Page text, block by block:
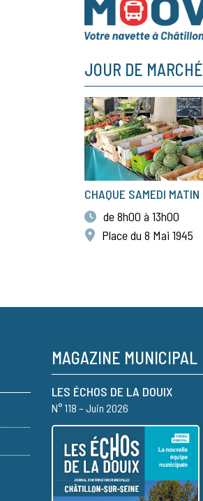
JOUR DE MARCHÉ
CHAQUE SAMEDI MATIN
de 8h00 à 13h00
Place du 8 Mai 1945
MAGAZINE MUNICIPAL
LES ÉCHOS DE LA DOUIX
N° 118 – Juin 2026